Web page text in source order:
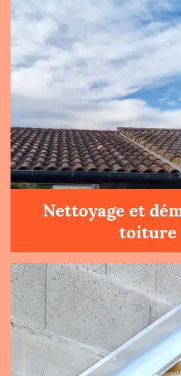
Nettoyage et
toiture